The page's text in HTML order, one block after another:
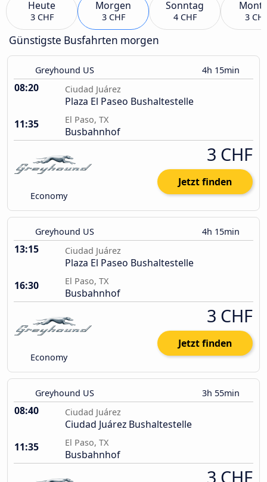
Heute
3 CHF
Morgen
3 CHF
Sonntag
4 CHF 3
Günstigste Busfahrten morgen
Greyhound US 4h 15min
08:20 Ciudad Juárez
Plaza El Paseo Bushaltestelle
11:35
El Paso, TX
Busbahnhof
Economy
3 CHF
Jetzt finden
Greyhound US 4h 15min
13:15 Ciudad Juárez
Plaza El Paseo Bushaltestelle
16:30
El Paso, TX
Busbahnhof
Economy
3 CHF
Jetzt finden
Greyhound US 3h 55min
08:40 Ciudad Juárez
Ciudad Juárez Bushaltestelle
11:35
El Paso, TX
Busbahnhof
3 CHF